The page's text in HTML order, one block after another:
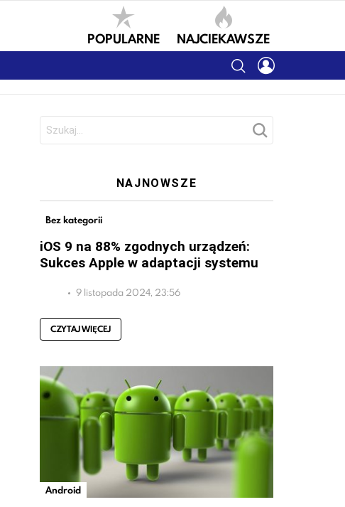
POPULARNE NAJCIEKAWSZE
SEARCH
NAJNOWSZE
Bez kategorii
iOS 9 na 88% zgodnych urządzeń:
Sukces Apple w adaptacji systemu
9 listopada 2024, 23:56
CZYTAJ WIĘCEJ
Android